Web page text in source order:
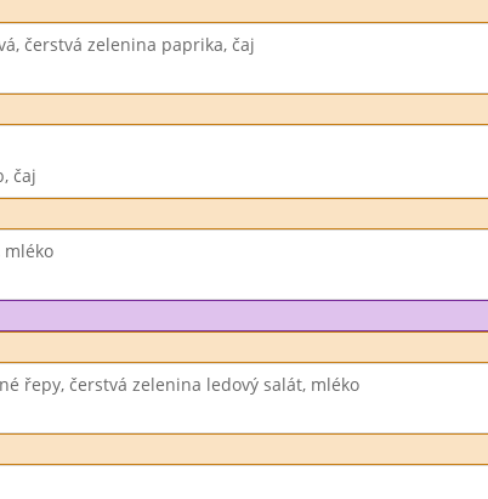
čerstvá zelenina paprika, čaj
čaj
mléko
řepy, čerstvá zelenina ledový salát, mléko